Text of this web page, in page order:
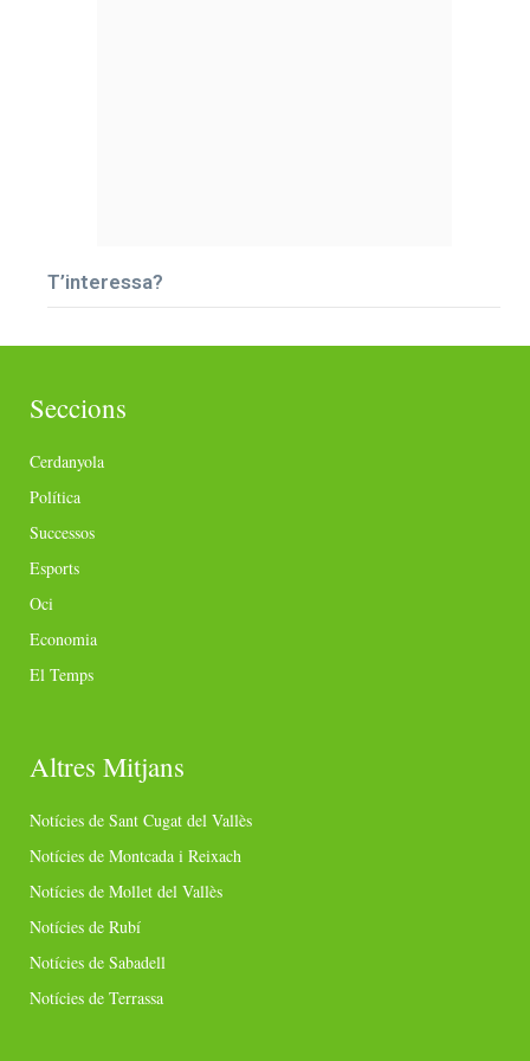
T’interessa?
Seccions
Cerdanyola
Política
Successos
Esports
Oci
Economia
El Temps
Altres Mitjans
Notícies de Sant Cugat del Vallès
Notícies de Montcada i Reixach
Notícies de Mollet del Vallès
Notícies de Rubí
Notícies de Sabadell
Notícies de Terrassa